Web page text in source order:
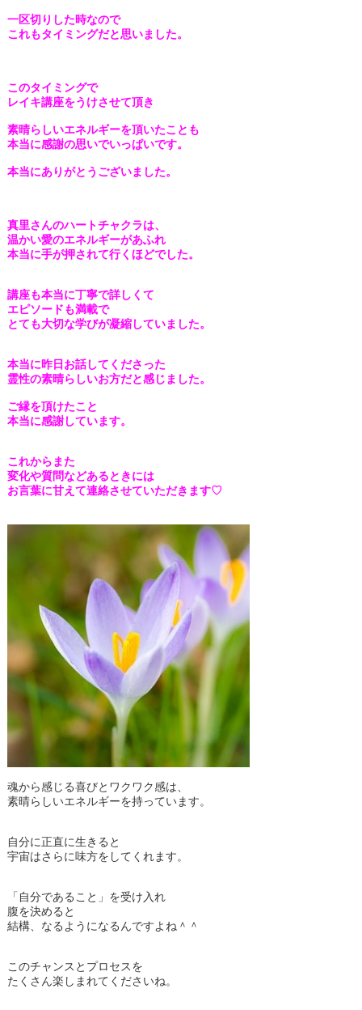
一区切りした時なので
これもタイミングだと思いました。
このタイミングで
レイキ講座をうけさせて頂き
素晴らしいエネルギーを頂いたことも
本当に感謝の思いでいっぱいです。
本当にありがとうございました。
真里さんのハートチャクラは、
温かい愛のエネルギーがあふれ
本当に手が押されて行くほどでした。
講座も本当に丁寧で詳しくて
エピソードも満載で
とても大切な学びが凝縮していました。
本当に昨日お話してくださった
霊性の素晴らしいお方だと感じました。
ご縁を頂けたこと
本当に感謝しています。
これからまた
変化や質問などあるときには
お言葉に甘えて連絡させていただきます♡
魂から感じる喜びとワクワク感は、
素晴らしいエネルギーを持っています。
自分に正直に生きると
宇宙はさらに味方をしてくれます。
「自分であること」を受け入れ
腹を決めると
結構、なるようになるんですよね＾＾
このチャンスとプロセスを
たくさん楽しまれてくださいね。